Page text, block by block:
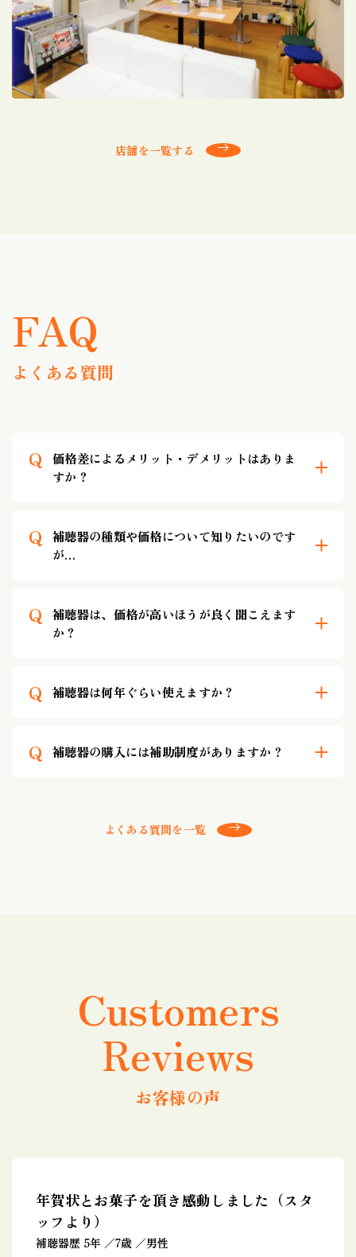
店舗を一覧する
FAQ
よくある質問
Q
価格差によるメリット・デメリットはありま
すか？
Q
補聴器の種類や価格について知りたいのです
が…
Q
補聴器は、価格が高いほうが良く聞こえます
か？
Q 補聴器は何年ぐらい使えますか？
Q 補聴器の購入には補助制度がありますか？
よくある質問を一覧
Customers
Reviews
お客様の声
年賀状とお菓子を頂き感動しました（スタ
ッフより）
補聴器歴 5年 7歳 男性